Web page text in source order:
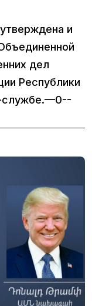
и
дел
Республики
службе.—0--